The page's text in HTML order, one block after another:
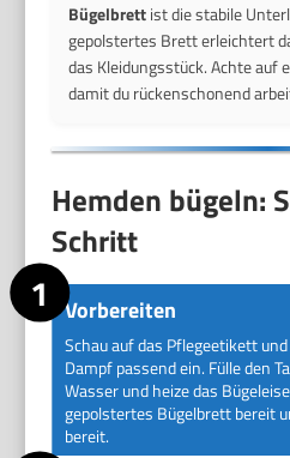
Bügelbrettist die stabile
gepolstertes Brett erleichtert
das Kleidungsstück. Achte auf
damit du rückenschonend
Hemden bügeln:
Schritt
Vorbereiten
Schau auf das Pflegeetikett
Dampf passend ein. Fülle den
Wasser und heize das
gepolstertes Bügelbrett bereit
bereit.